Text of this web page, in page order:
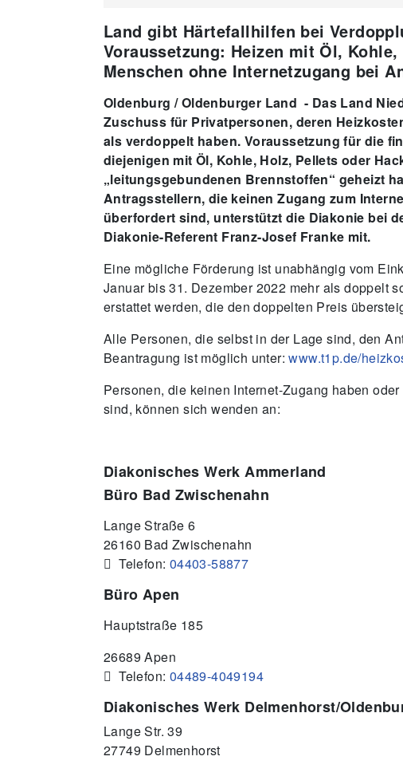
Land gibt Härtefallhilfen bei
Voraussetzung: Heizen mit Öl,
Menschen ohne Internetzugang bei
Oldenburg / Oldenburger Land - Das Land
Zuschuss für Privatpersonen, deren
als verdoppelt haben. Voraussetzung für die
diejenigen mit Öl, Kohle, Holz, Pellets oder
„leitungsgebundenen Brennstoffen“ geheizt
Antragsstellern, die keinen Zugang zum
überfordert sind, unterstützt die Diakonie bei
Diakonie-Referent Franz-Josef Franke mit.
Eine mögliche Förderung ist unabhängig vom
Januar bis 31. Dezember 2022 mehr als doppelt
erstattet werden, die den doppelten Preis
Alle Personen, die selbst in der Lage sind, den
Beantragung ist möglich unter:www.t1p.de/
Personen, die keinen Internet-Zugang haben
sind, können sich wenden an:
Diakonisches Werk Ammerland
Büro Bad Zwischenahn
Lange Straße 6
26160 Bad Zwischenahn
 Telefon: 04403-58877
Büro Apen
Hauptstraße 185
26689 Apen
 Telefon: 04489-4049194
Diakonisches Werk Delmenhorst/
Lange Str. 39
27749 Delmenhorst